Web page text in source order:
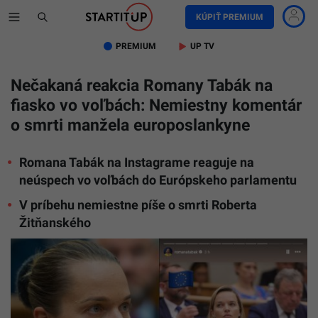
KÚPIŤ PREMIUM
PREMIUM UP TV
Nečakaná reakcia Romany Tabák na
fiasko vo voľbách: Nemiestny komentár
o smrti manžela europoslankyne
Romana Tabák na Instagrame reaguje na
neúspech vo voľbách do Európskeho parlamentu
V príbehu nemiestne píše o smrti Roberta
Žitňanského
na
reaguje
neúspech